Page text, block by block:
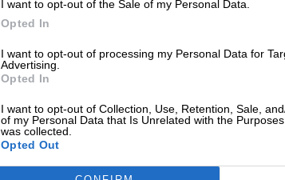
I want to opt-out of the Sale of my Personal Data.
Opted In
I want to opt-out of processing my Personal Data for
Advertising.
Opted In
I want to opt-out of Collection, Use, Retention, Sale,
of my Personal Data that Is Unrelated with the
was collected.
Opted Out